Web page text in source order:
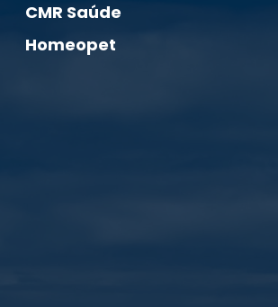
CMR Saúde
Homeopet